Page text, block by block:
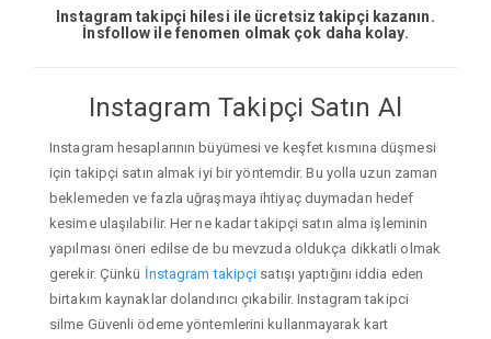
Instagram takipçi hilesi ile ücretsiz takipçi kazanın.
İnsfollow ile fenomen olmak çok daha kolay.
Instagram Takipçi Satın Al
Instagram hesaplarının büyümesi ve keşfet kısmına düşmesi
için takipçi satın almak iyi bir yöntemdir. Bu yolla uzun zaman
beklemeden ve fazla uğraşmaya ihtiyaç duymadan hedef
kesime ulaşılabilir. Her ne kadar takipçi satın alma işleminin
yapılması öneri edilse de bu mevzuda oldukça dikkatli olmak
gerekir. Çünkü İnstagram takipçi satışı yaptığını iddia eden
birtakım kaynaklar dolandırıcı çıkabilir. Instagram takipci
silme Güvenli ödeme yöntemlerini kullanmayarak kart